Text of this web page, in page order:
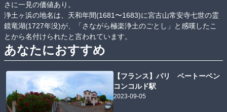
さに一見の価値あり。
浄土ヶ浜の地名は、天和年間(1681〜1683)に宮古山常安寺七世の霊
鏡竜湖(1727年没)が、「さながら極楽浄土のごとし」と感嘆したこ
あなたにおすすめ
【フランス】パリ ベートーベン
コンコルド駅
2023-09-05